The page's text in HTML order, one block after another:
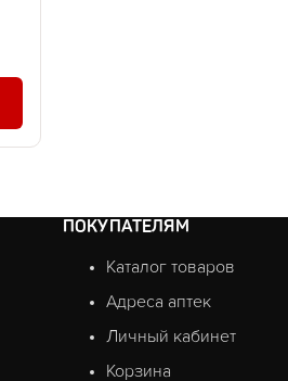
ПОКУПАТЕЛЯМ
Каталог товаров
Адреса аптек
Личный кабинет
Корзина